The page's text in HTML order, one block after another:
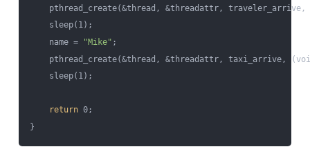
pthread_create(&thread, &threadattr,
sleep(1);
name =
"Mike" ;
pthread_create(&thread, &threadattr, taxi_arrive,
sleep(1);
return 0;